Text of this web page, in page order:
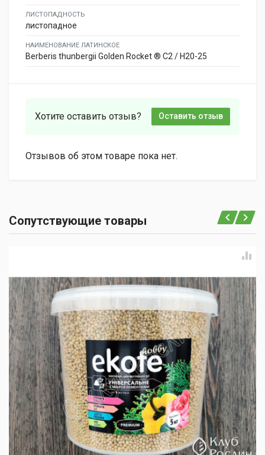
ЛИСТОПАДНОСТЬ
листопадное
НАИМЕНОВАНИЕ ЛАТИНСКОЕ
Berberis thunbergii Golden Rocket ® C2 / H20-25
Хотите оставить отзыв? Оставить отзыв
Отзывов об этом товаре пока нет.
Сопутствующие товары